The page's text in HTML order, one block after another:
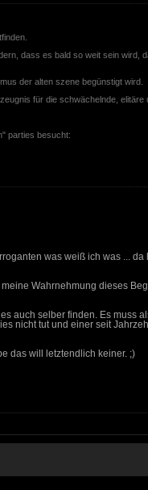
dass es bald so weit sein wird,
der alten szene begünstigt wird.
für die schwächelnde, elitäre
parties besucht:
was weiß ich was ... da
Wahrnehmung dieses
auch selber finden. Es muss
nicht tut und einer seit
das will letztendlich keiner. ;)